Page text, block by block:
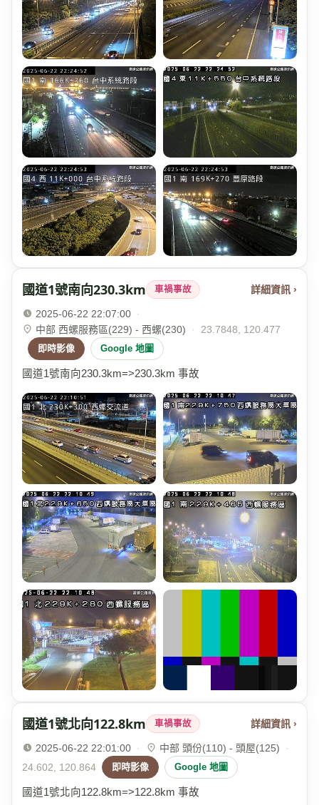
國道1號南向230.3km 車禍事故 詳細資訊 ›
2025-06-22 22:07:00
·
中部 西螺服務區(229) - 西螺(230)
· 23.7848, 120.477
即時影像 Google 地圖
國道1號南向230.3km=>230.3km 事故
國道1號北向122.8km 車禍事故 詳細資訊 ›
2025-06-22 22:01:00 · 中部 頭份(110) - 頭屋(125)
·
24.602, 120.864
即時影像 Google 地圖
國道1號北向122.8km=>122.8km 事故